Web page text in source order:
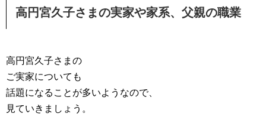
高円宮久子さまの実家や家系、父親の職業
高円宮久子さまの
ご実家についても
話題になることが多いようなので、
見ていきましょう。